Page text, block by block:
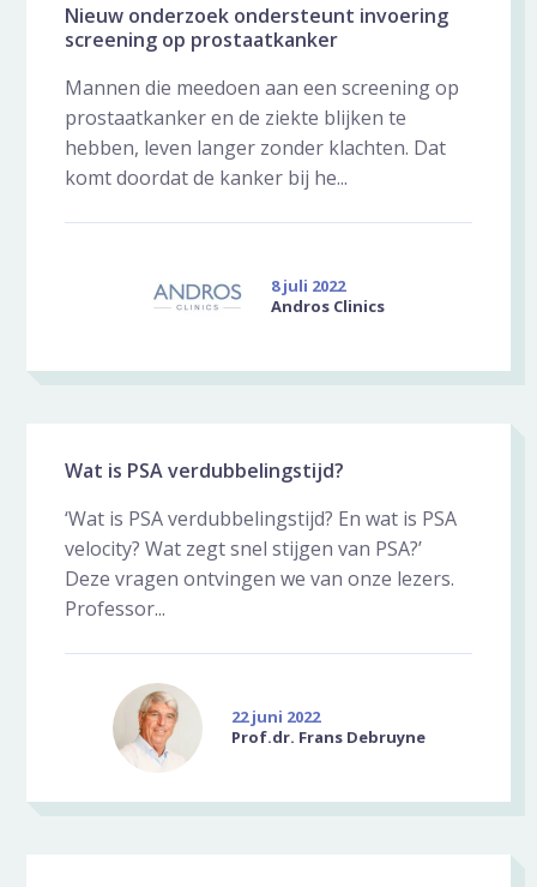
Nieuw onderzoek ondersteunt invoering
screening op prostaatkanker
Mannen die meedoen aan een screening op
prostaatkanker en de ziekte blijken te
hebben, leven langer zonder klachten. Dat
komt doordat de kanker bij he...
8 juli 2022
Andros Clinics
Wat is PSA verdubbelingstijd?
‘Wat is PSA verdubbelingstijd? En wat is PSA
velocity? Wat zegt snel stijgen van PSA?’
Deze vragen ontvingen we van onze lezers.
Professor...
22 juni 2022
Prof.dr. Frans Debruyne